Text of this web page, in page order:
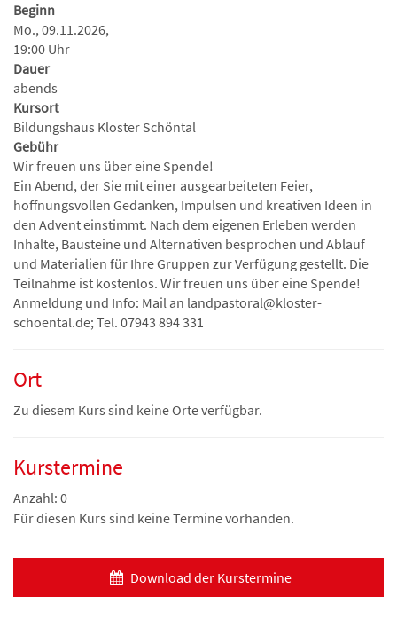
Beginn
Mo., 09.11.2026,
19:00 Uhr
Dauer
abends
Kursort
Bildungshaus Kloster Schöntal
Gebühr
Wir freuen uns über eine Spende!
Ein Abend, der Sie mit einer ausgearbeiteten Feier,
hoffnungsvollen Gedanken, Impulsen und kreativen Ideen in
den Advent einstimmt. Nach dem eigenen Erleben werden
Inhalte, Bausteine und Alternativen besprochen und Ablauf
und Materialien für Ihre Gruppen zur Verfügung gestellt. Die
Teilnahme ist kostenlos. Wir freuen uns über eine Spende!
Anmeldung und Info: Mail an landpastoral@kloster-
schoental.de; Tel. 07943 894 331
Ort
Zu diesem Kurs sind keine Orte verfügbar.
Kurstermine
Anzahl: 0
Für diesen Kurs sind keine Termine vorhanden.
Download der Kurstermine